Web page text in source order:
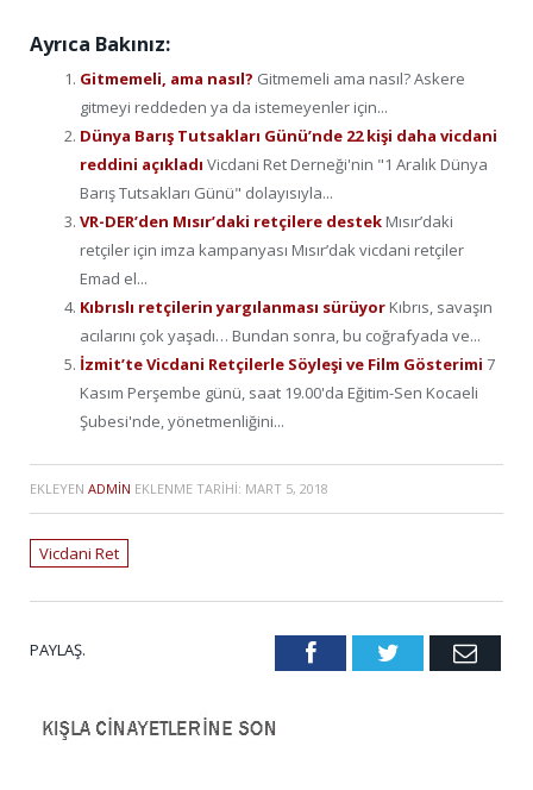
Ayrıca Bakınız:
Gitmemeli, ama nasıl? Gitmemeli ama nasıl? Askere
gitmeyi reddeden ya da istemeyenler için...
Dünya Barış Tutsakları Günü’nde 22 kişi daha vicdani
reddini açıkladı Vicdani Ret Derneği'nin "1 Aralık Dünya
Barış Tutsakları Günü" dolayısıyla...
VR-DER’den Mısır’daki retçilere destek Mısır’daki
retçiler için imza kampanyası Mısır’dak vicdani retçiler
Emad el...
Kıbrıslı retçilerin yargılanması sürüyor Kıbrıs, savaşın
acılarını çok yaşadı… Bundan sonra, bu coğrafyada ve...
İzmit’te Vicdani Retçilerle Söyleşi ve Film Gösterimi 7
Kasım Perşembe günü, saat 19.00'da Eğitim-Sen Kocaeli
Şubesi'nde, yönetmenliğini...
EKLEYEN ADMIN EKLENME TARIHI: MART 5, 2018
Vicdani Ret
PAYLAŞ. FacebookTwitter Email